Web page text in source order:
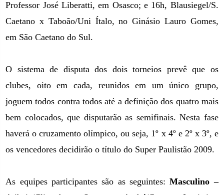
Professor José Liberatti, em Osasco; e 16h, Blausiegel/S.
Caetano x Taboão/Uni Ítalo, no Ginásio Lauro Gomes,
em São Caetano do Sul.
O sistema de disputa dos dois torneios prevê que os
clubes, oito em cada, reunidos em um único grupo,
joguem todos contra todos até a definição dos quatro mais
bem colocados, que disputarão as semifinais. Nesta fase
haverá o cruzamento olímpico, ou seja, 1º x 4º e 2º x 3º, e
os vencedores decidirão o título do Super Paulistão 2009.
As equipes participantes são as seguintes:Masculino –